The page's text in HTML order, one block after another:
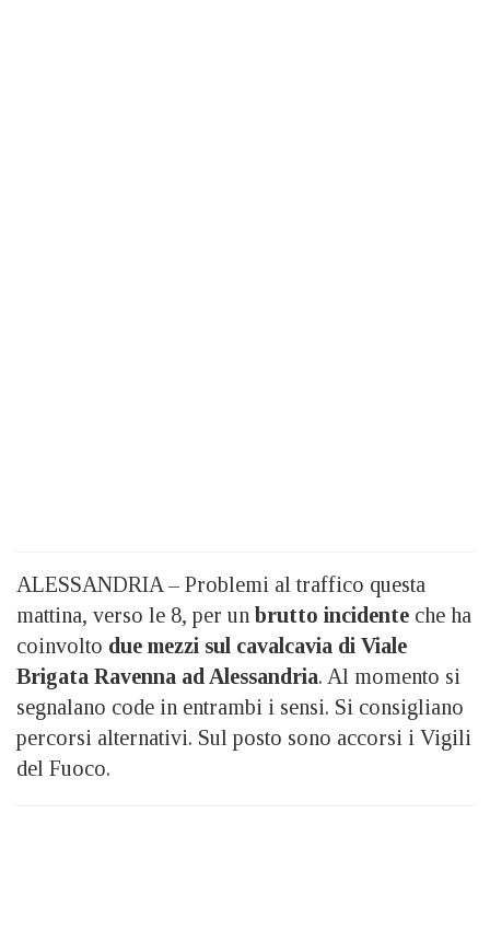
ALESSANDRIA – Problemi al traffico questa
mattina, verso le 8, per un brutto incidente che ha
coinvolto due mezzi sul cavalcavia di Viale
Brigata Ravenna ad Alessandria. Al momento si
segnalano code in entrambi i sensi. Si consigliano
percorsi alternativi. Sul posto sono accorsi i Vigili
del Fuoco.